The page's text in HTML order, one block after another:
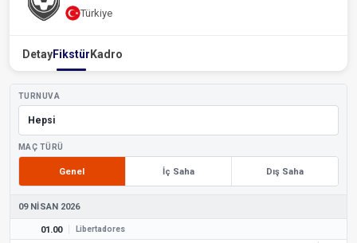
Türkiye
DetayFikstür Kadro
TURNUVA
MAÇ TÜRÜ
Genel İç Saha Dış Saha
09 NISAN 2026
01.00 Libertadores